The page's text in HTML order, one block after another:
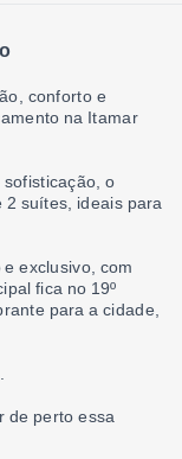
conforto e
na Itamar
o
suítes, ideais para
exclusivo, com
fica no 19º
para a cidade,
de perto essa